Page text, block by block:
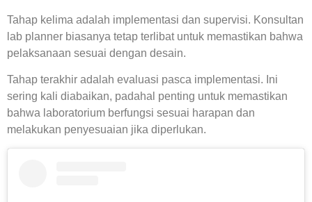
Tahap kelima adalah implementasi dan supervisi. Konsultan
lab planner biasanya tetap terlibat untuk memastikan bahwa
pelaksanaan sesuai dengan desain.
Tahap terakhir adalah evaluasi pasca implementasi. Ini
sering kali diabaikan, padahal penting untuk memastikan
bahwa laboratorium berfungsi sesuai harapan dan
melakukan penyesuaian jika diperlukan.